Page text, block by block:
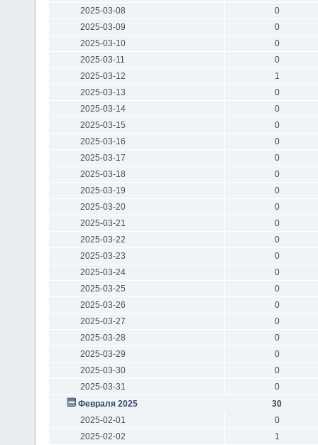
2025-03-08
0
2025-03-09
0
2025-03-10
0
2025-03-11
0
2025-03-12
1
2025-03-13
0
2025-03-14
0
2025-03-15
0
2025-03-16
0
2025-03-17
0
2025-03-18
0
2025-03-19
0
2025-03-20
0
2025-03-21
0
2025-03-22
0
2025-03-23
0
2025-03-24
0
2025-03-25
0
2025-03-26
0
2025-03-27
0
2025-03-28
0
2025-03-29
0
2025-03-30
0
2025-03-31
0
Февраля 2025
30
2025-02-01
0
2025-02-02
1